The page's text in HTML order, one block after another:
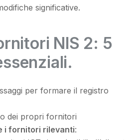
significative.
NIS 2: 5
per formare il registro
dei propri fornitori
i fornitori rilevanti: